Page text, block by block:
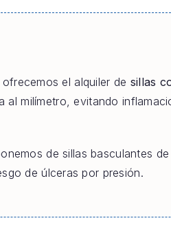
el alquiler de sillas
al milímetro, evitando
de sillas basculantes de
de úlceras por presión.